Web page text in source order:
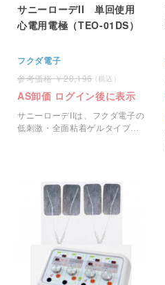
サニーローデII 単回使用
心電用電極（TEO-01DS）
フクダ電子
20,196
AS卸価 ログイン後に表示
サニーローデIIは、フクダ電子の
低刺激・全面粘着ゲルタイプの